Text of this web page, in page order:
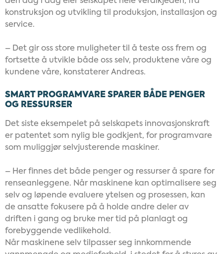
konstruksjon og utvikling til produksjon, installasjon og
service.
– Det gir oss store muligheter til å teste oss frem og
fortsette å utvikle både oss selv, produktene våre og
kundene våre, konstaterer Andreas.
SMART PROGRAMVARE SPARER BÅDE PENGER
OG RESSURSER
Det siste eksempelet på selskapets innovasjonskraft
er patentet som nylig ble godkjent, for programvare
som muliggjør selvjusterende maskiner.
– Her finnes det både penger og ressurser å spare for
renseanleggene. Når maskinene kan optimalisere seg
selv og løpende evaluere ytelsen og prosessen, kan
de ansatte fokusere på å holde andre deler av
driften i gang og bruke mer tid på planlagt og
forebyggende vedlikehold.
Når maskinene selv tilpasser seg innkommende